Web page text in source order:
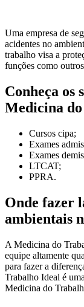
Uma empresa de
acidentes no
trabalho visa a
funções como
Conheça os
Medicina
Cursos cipa;
Exames
Exames
LTCAT;
PPRA.
Onde fazer
ambientais
A Medicina do
equipe altamente
para fazer a
Trabalho Ideal é
Medicina do